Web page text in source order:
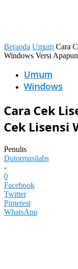
Beranda Umum Cara
Windows Versi
Umum
Windows
Cara Cek
Cek Lisensi
Penulis
Dutormasilabs
-
0
Facebook
Twitter
Pinterest
WhatsApp